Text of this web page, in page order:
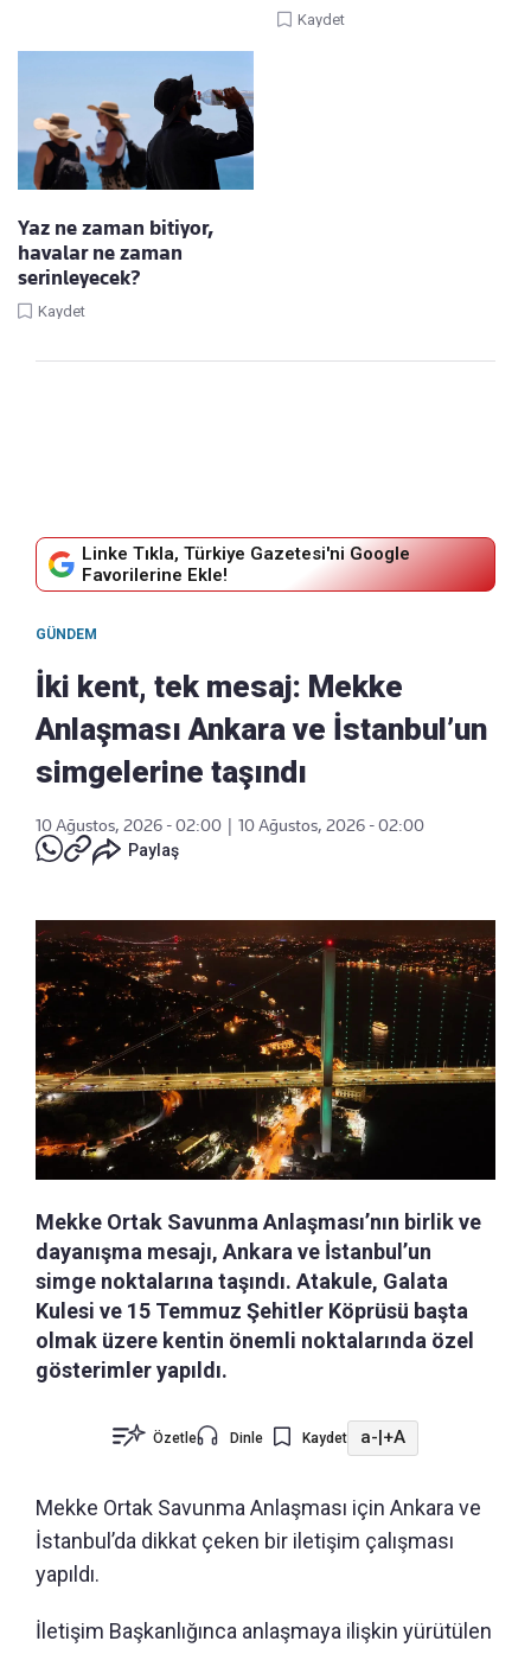
Kaydet
Yaz ne zaman bitiyor,
havalar ne zaman
serinleyecek?
Kaydet
Linke Tıkla, Türkiye Gazetesi'ni Google
Favorilerine Ekle!
GÜNDEM
İki kent, tek mesaj: Mekke
Anlaşması Ankara ve İstanbul’un
simgelerine taşındı
10 Ağustos, 2026 - 02:00
10 Ağustos, 2026 - 02:00
Paylaş
Mekke Ortak Savunma Anlaşması’nın birlik ve
dayanışma mesajı, Ankara ve İstanbul’un
simge noktalarına taşındı. Atakule, Galata
Kulesi ve 15 Temmuz Şehitler Köprüsü başta
olmak üzere kentin önemli noktalarında özel
gösterimler yapıldı.
Özetle Dinle Kaydet a-|+A
Mekke Ortak Savunma Anlaşması için Ankara ve
İstanbul’da dikkat çeken bir iletişim çalışması
yapıldı.
İletişim Başkanlığınca anlaşmaya ilişkin yürütülen